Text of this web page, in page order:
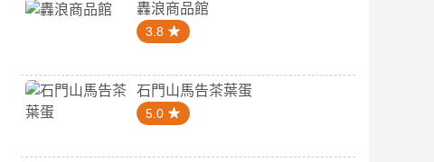
轟浪商品館
3.8
石門山馬告茶葉蛋
5.0